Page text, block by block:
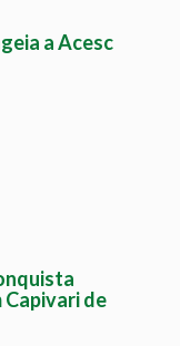
a Acesc
Capivari de